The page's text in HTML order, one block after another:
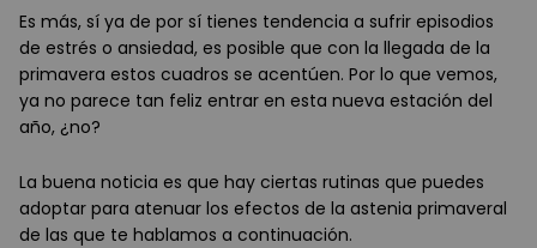
Es más, sí ya de por sí tienes tendencia a sufrir episodios
de estrés o ansiedad, es posible que con la llegada de la
primavera estos cuadros se acentúen. Por lo que vemos,
ya no parece tan feliz entrar en esta nueva estación del
año, ¿no?
La buena noticia es que hay ciertas rutinas que puedes
adoptar para atenuar los efectos de la astenia primaveral
de las que te hablamos a continuación.